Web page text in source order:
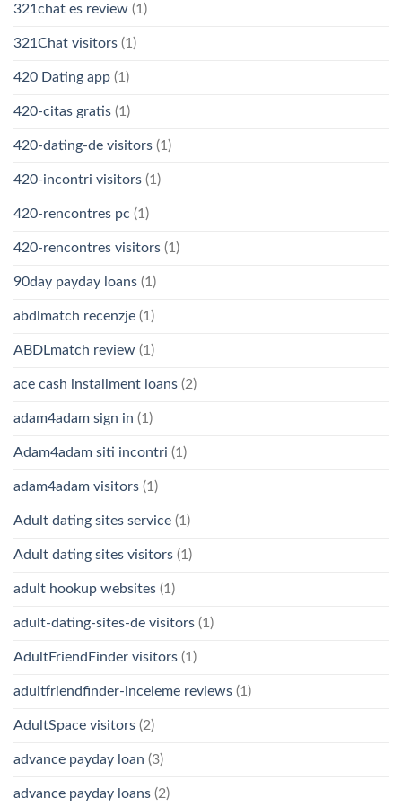
321chat es review (1)
321Chat visitors (1)
420 Dating app (1)
420-citas gratis (1)
420-dating-de visitors (1)
420-incontri visitors (1)
420-rencontres pc (1)
420-rencontres visitors (1)
90day payday loans (1)
abdlmatch recenzje (1)
ABDLmatch review (1)
ace cash installment loans (2)
adam4adam sign in (1)
Adam4adam siti incontri (1)
adam4adam visitors (1)
Adult dating sites service (1)
Adult dating sites visitors (1)
adult hookup websites (1)
adult-dating-sites-de visitors (1)
AdultFriendFinder visitors (1)
adultfriendfinder-inceleme reviews (1)
AdultSpace visitors (2)
advance payday loan (3)
advance payday loans (2)